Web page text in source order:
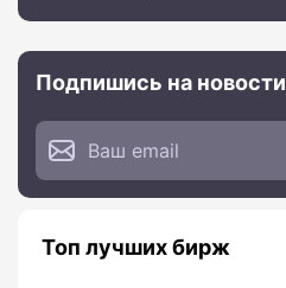
Подпишись на новости
Топ лучших бирж